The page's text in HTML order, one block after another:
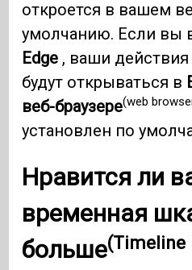
откроется в вашем
умолчанию. Если вы
Edge , ваши действия
будут открываться в
веб-браузере(web
установлен по
Нравится ли
временная
больше(Timeline